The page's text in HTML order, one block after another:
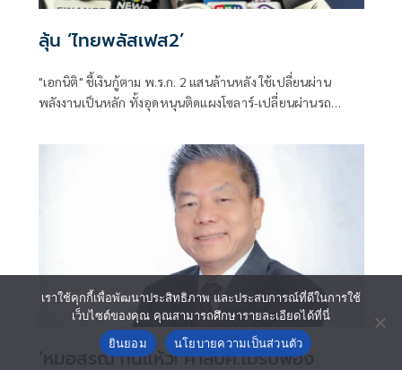
ลุ้น ‘ไทยพลัสเฟส2’
"เอกนิติ" ชี้เงินกู้ตาม พ.ร.ก. 2 แสนล้านหลัง ใช้เปลี่ยนผ่าน
พลังงานเป็นหลัก ทั้งอุดหนุนติดแผงโซลาร์-เปลี่ยนผ่านรถ
พร้อมให้ใช้กับไทยเที่ยวไทยพลัส ส่วนไทยช่วยไทยพลัส เฟส 2
รอประเมินความเหมาะสม นายกฯ เผยจะพยายาม
‘หมอสรณ’กินแห้ว! ศาลปค.ไม่รับฟ้อง
เราใช้คุกกี้เพื่อพัฒนาประสิทธิภาพ และประสบการณ์ที่ดีในการใช้
เว็บไซต์ของคุณ คุณสามารถศึกษารายละเอียดได้ที่นี่
ยินยอม
นโยบายความเป็นส่วนตัว